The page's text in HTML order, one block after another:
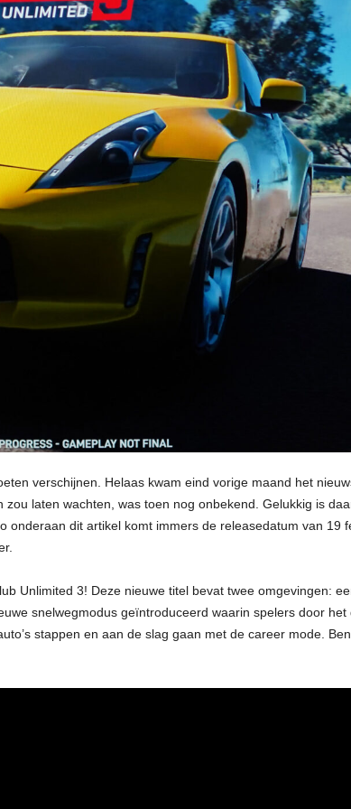
verschijnen. Helaas kwam eind vorige maand het
laten wachten, was toen nog onbekend. Gelukkig is
dit artikel komt immers de releasedatum van 19
Unlimited 3! Deze nieuwe titel bevat twee omgevingen:
snelwegmodus geïntroduceerd waarin spelers door
stappen en aan de slag gaan met de career mode.